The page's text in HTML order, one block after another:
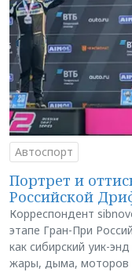
Автоспорт
Портрет и
Российской
Корреспондент
этапе Гран-При
как сибирский уик-
жары, дыма, моторов